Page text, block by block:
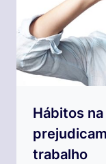
Hábitos
trabalho